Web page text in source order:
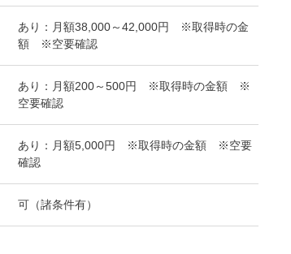
あり：月額38,000～42,000円 ※取得時の金
額 ※空要確認
あり：月額200～500円 ※取得時の金額 ※
空要確認
あり：月額5,000円 ※取得時の金額 ※空要
確認
可（諸条件有）